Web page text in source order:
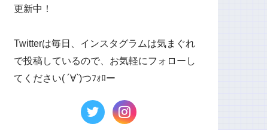
更新中！
Twitterは毎日、インスタグラムは気まぐれ
で投稿しているので、お気軽にフォローし
てください( ´∀`)つﾌｫﾛー